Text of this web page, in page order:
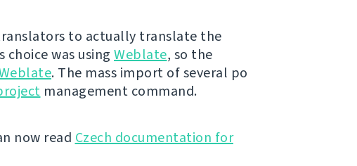
to actually translate the
was using Weblate, so the
. The mass import of several po
management command.
now read Czech documentation for